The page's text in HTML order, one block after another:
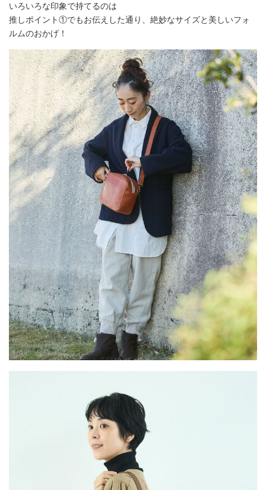
いろいろな印象で持てるのは
推しポイント①でもお伝えした通り、絶妙なサイズと美しいフォ
ルムのおかげ！